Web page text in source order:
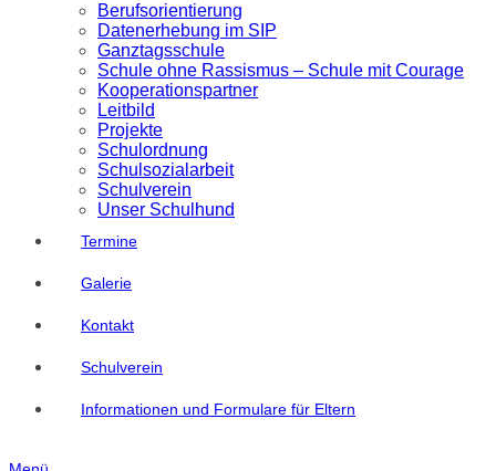
Berufsorientierung
Datenerhebung im SIP
Ganztagsschule
Schule ohne Rassismus – Schule mit Courage
Kooperationspartner
Leitbild
Projekte
Schulordnung
Schulsozialarbeit
Schulverein
Unser Schulhund
Termine
Galerie
Kontakt
Schulverein
Informationen und Formulare für Eltern